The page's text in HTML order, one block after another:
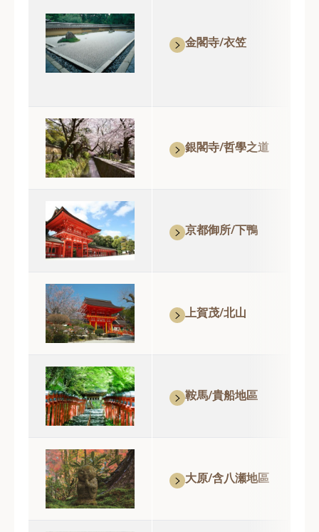
金閣寺/衣笠
銀閣寺/哲學之道
京都御所/下鴨
上賀茂/北山
鞍馬/貴船地區
大原/含八瀬地區